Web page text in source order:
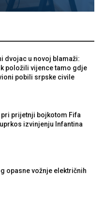
dvojac u novoj blamaži:
položili vijence tamo gdje
pobili srpske civile
pri prijetnji bojkotom Fifa
izvinjenju Infantina
opasne vožnje električnih